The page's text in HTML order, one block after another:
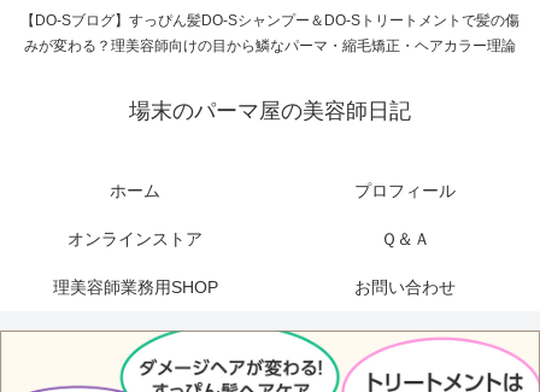
【DO-Sブログ】すっぴん髪DO-Sシャンプー＆DO-Sトリートメントで髪の傷
みが変わる？理美容師向けの目から鱗なパーマ・縮毛矯正・ヘアカラー理論
場末のパーマ屋の美容師日記
ホーム プロフィール
オンラインストア Ｑ＆Ａ
理美容師業務用SHOP お問い合わせ